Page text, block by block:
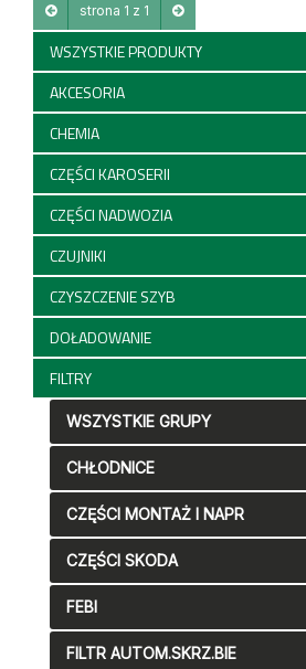
strona 1 z 1
WSZYSTKIE PRODUKTY
AKCESORIA
CHEMIA
CZĘŚCI KAROSERII
CZĘŚCI NADWOZIA
CZUJNIKI
CZYSZCZENIE SZYB
DOŁADOWANIE
FILTRY
WSZYSTKIE GRUPY
CHŁODNICE
CZĘŚCI MONTAŻ I NAPR
CZĘŚCI SKODA
FEBI
FILTR AUTOM.SKRZ.BIE